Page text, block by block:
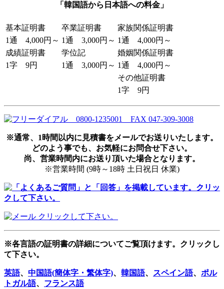
「韓国語から日本語への料金」
基本証明書 卒業証明書
家族関係証明書
1通 4,000円～ 1通 3,000円～ 1通 4,000円～
成績証明書
学位記
婚姻関係証明書
1字 9円
1通 3,000円～ 1通 4,000円～
その他証明書
1字 9円
※通常、1時間以内に見積書をメールでお送りいたします。
どのよう事でも、お気軽にお問合せ下さい。
尚、営業時間内にお送り頂いた場合となります。
※営業時間 (9時～18時 土日祝日 休業)
※各言語の証明書の詳細についてご覧頂けます。クリックし
て下さい。
英語、 中国語(簡体字・繁体字)、 韓国語、 スペイン語、 ポル
トガル語、 フランス語